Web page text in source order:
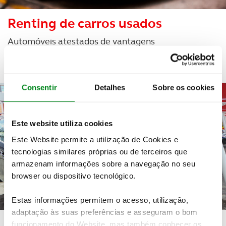
Consentir Detalhes Sobre os cookies
Este website utiliza cookies
Este Website permite a utilização de Cookies e
tecnologias similares próprias ou de terceiros que
armazenam informações sobre a navegação no seu
browser ou dispositivo tecnológico.
Estas informações permitem o acesso, utilização,
adaptação às suas preferências e asseguram o bom
funcionamento do Website, mas também conhecer os
Renting de carros usados
Automóveis atestados de vantagens